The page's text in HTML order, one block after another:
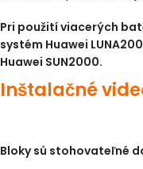
Pri použití viacerých
systém Huawei
Huawei SUN2000.
Inštalačné
Bloky sú stohovateľné